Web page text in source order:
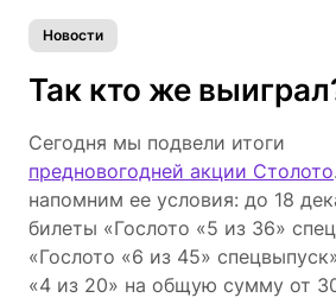
Новости
Так кто же
Сегодня мы подвели итоги
предновогодней акции Столото
напомним ее условия: до 18
билеты «Гослото «5 из 36»
«Гослото «6 из 45»
«4 из 20» на общую сумму от